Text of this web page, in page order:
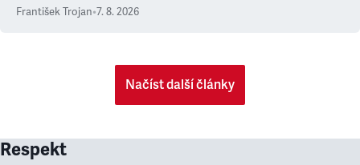
František Trojan•7. 8. 2026
Načíst další články
Respekt